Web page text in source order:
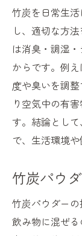
竹炭を日常生
し、適切な方
は消臭・調湿
からです。例
度や臭いを調
り空気中の有
す。結論とし
で、生活環境
竹炭パウ
竹炭パウダー
飲み物に混ぜ